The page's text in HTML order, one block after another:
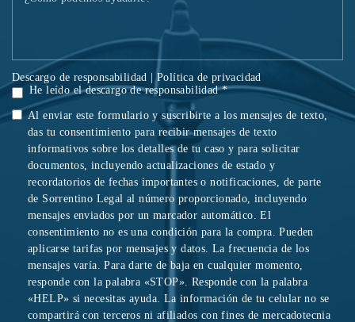
Descargo de responsabilidad |Política de privacidad
He leído el descargo de responsabilidad *
Al enviar este formulario y suscribirte a los mensajes de texto,
das tu consentimiento para recibir mensajes de texto
informativos sobre los detalles de tu caso y para solicitar
documentos, incluyendo actualizaciones de estado y
recordatorios de fechas importantes o notificaciones, de parte
de Sorrentino Legal al número proporcionado, incluyendo
mensajes enviados por un marcador automático. El
consentimiento no es una condición para la compra. Pueden
aplicarse tarifas por mensajes y datos. La frecuencia de los
mensajes varía. Para darte de baja en cualquier momento,
responde con la palabra «STOP». Responde con la palabra
«HELP» si necesitas ayuda. La información de tu celular no se
compartirá con terceros ni afiliados con fines de mercadotecnia